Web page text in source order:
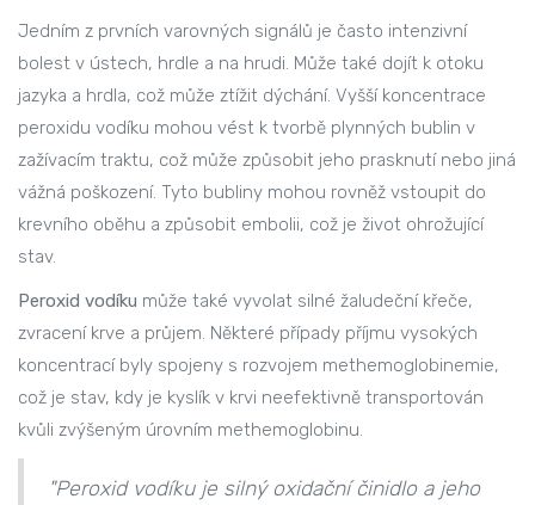
Jedním z prvních varovných signálů je často intenzivní
bolest v ústech, hrdle a na hrudi. Může také dojít k otoku
jazyka a hrdla, což může ztížit dýchání. Vyšší koncentrace
peroxidu vodíku mohou vést k tvorbě plynných bublin v
zažívacím traktu, což může způsobit jeho prasknutí nebo jiná
vážná poškození. Tyto bubliny mohou rovněž vstoupit do
krevního oběhu a způsobit embolii, což je život ohrožující
stav.
Peroxid vodíku může také vyvolat silné žaludeční křeče,
zvracení krve a průjem. Některé případy příjmu vysokých
koncentrací byly spojeny s rozvojem methemoglobinemie,
což je stav, kdy je kyslík v krvi neefektivně transportován
kvůli zvýšeným úrovním methemoglobinu.
"Peroxid vodíku je silný oxidační činidlo a jeho